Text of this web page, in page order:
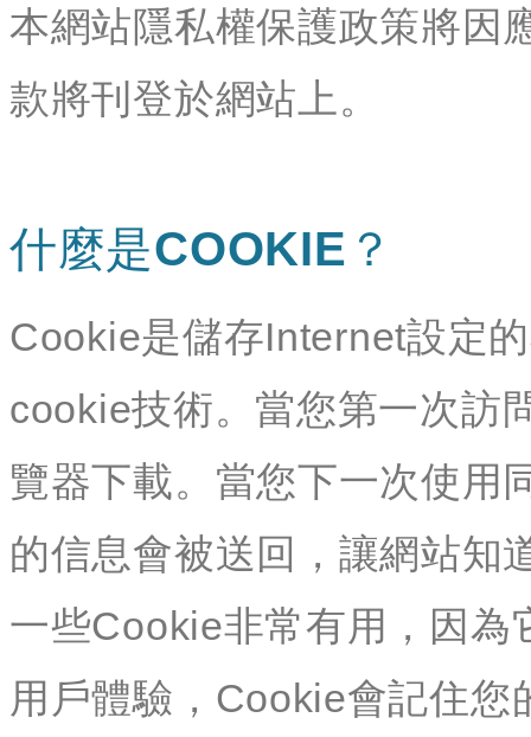
本網站隱私權保護政策將因
款將刊登於網站上。
什麼是COOKIE？
Cookie是儲存Internet設定
cookie技術。當您第一次訪
覽器下載。當您下一次使用
的信息會被送回，讓網站知
一些Cookie非常有用，因為
用戶體驗，Cookie會記住